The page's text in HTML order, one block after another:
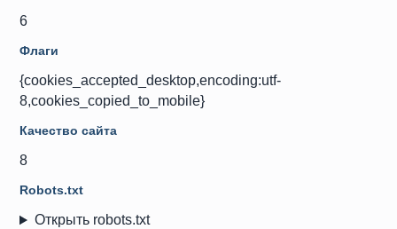
6
Флаги
{cookies_accepted_desktop,encoding:utf-
8,cookies_copied_to_mobile}
Качество сайта
8
Robots.txt
Открыть robots.txt